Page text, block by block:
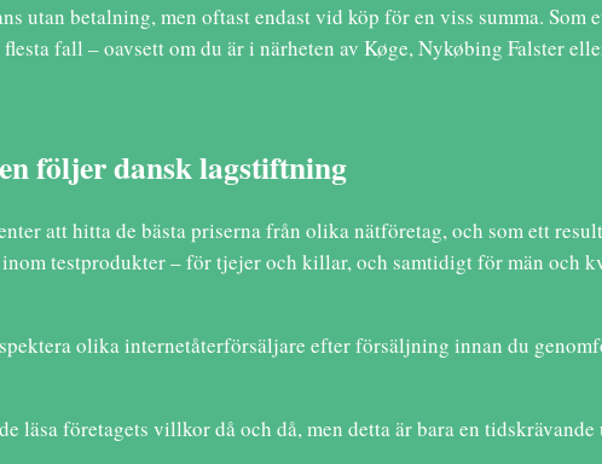
utan betalning, men oftast endast vid köp för en viss summa. Som
fall – oavsett om du är i närheten av Køge, Nykøbing Falster
följer dansk lagstiftning
att hitta de bästa priserna från olika nätföretag, och som ett
inom testprodukter – för tjejer och killar, och samtidigt för män och
olika internetåterförsäljare efter försäljning innan du
läsa företagets villkor då och då, men detta är bara en